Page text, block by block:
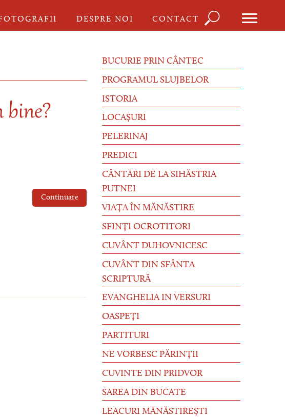
DESPRE NOI CONTACT
căutare
bine?
Continuare
BUCURIE PRIN CÂNTEC
PROGRAMUL SLUJBELOR
ISTORIA
LOCAȘURI
PELERINAJ
PREDICI
CÂNTĂRI DE LA SIHĂSTRIA
PUTNEI
VIAȚA ÎN MĂNĂSTIRE
SFINȚI OCROTITORI
CUVÂNT DUHOVNICESC
CUVÂNT DIN SFÂNTA
SCRIPTURĂ
EVANGHELIA IN VERSURI
OASPEȚI
PARTITURI
NE VORBESC PĂRINȚII
CUVINTE DIN PRIDVOR
SAREA DIN BUCATE
LEACURI MĂNĂSTIREȘTI